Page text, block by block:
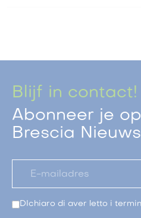
Blijf in contact!
Abonneer je
Brescia
DIchiaro di aver letto i